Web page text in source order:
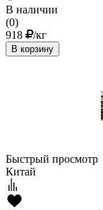
В наличии
(0)
918
/кг
В корзину
Быстрый просмотр
Китай